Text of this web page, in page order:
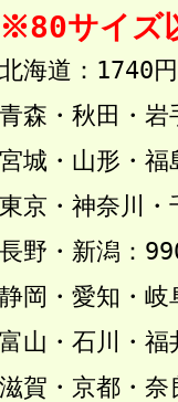
※80サイズ
北海道：1740円
青森・秋田・
宮城・山形・
東京・神奈川
長野・新潟：
静岡・愛知・
富山・石川・福
滋賀・京都・